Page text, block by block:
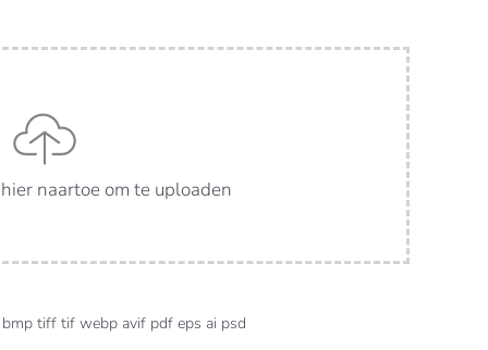
naartoe om te uploaden
tiff tif webp avif pdf eps ai psd